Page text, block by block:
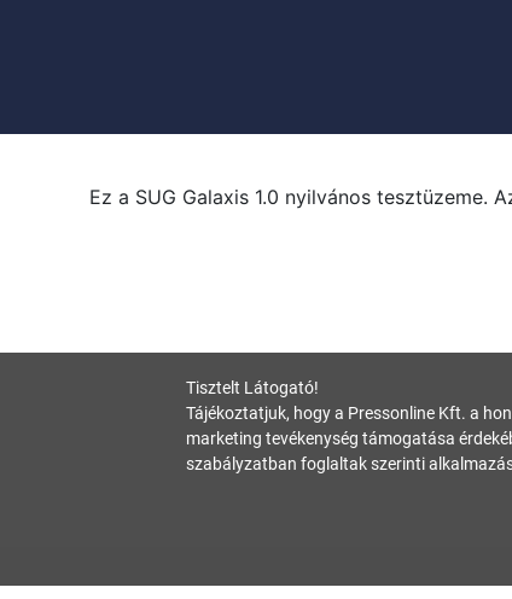
Ez a SUG Galaxis 1.0 nyilvános
Tisztelt Látogató!
Tájékoztatjuk, hogy a Pressonline Kft. a
marketing tevékenység támogatása
szabályzatban foglaltak szerinti